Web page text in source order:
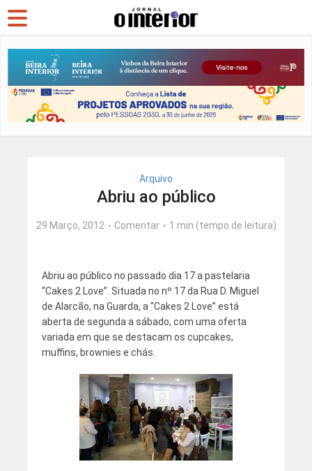
Arquivo
Abriu ao público
29 Março, 2012 Comentar 1 min (tempo de leitura)
Abriu ao público no passado dia 17 a pastelaria
“Cakes 2 Love”. Situada no nº 17 da Rua D. Miguel
de Alarcão, na Guarda, a “Cakes 2 Love” está
aberta de segunda a sábado, com uma oferta
variada em que se destacam os cupcakes,
muffins, brownies e chás.